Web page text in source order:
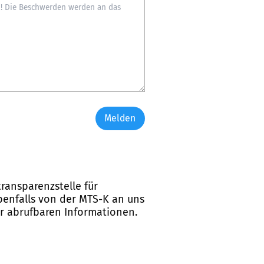
Melden
für
von der MTS-K an uns
abrufbaren Informationen.